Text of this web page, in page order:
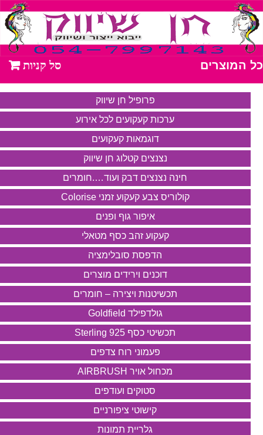
כל המוצרים
פרופיל חן שיווק
ערכות קעקועים לכל אירוע
דוגמאות קעקועים
נצנצים קטלוג חן שיווק
חינה נצנצים דבק ועוד….חומרים
קולוריס צבע קעקוע זמני Colorise
איפור גוף ופנים
קעקוע זהב כסף מטאלי
הדפסת סובלימציה
דוכנים וירידים מוצרים
תכשיטנות ויצירה – חומרים
גולדפילד Goldfield
תכשיטי כסף 925 Sterling
פעמוני רוח צדפים
מכחול אויר AIRBRUSH
סטוקים ועודפים
קישוטי ציפורניים
גלריית תמונות